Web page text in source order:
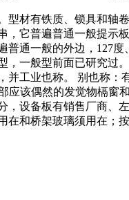
材有铁质、锁具和
它普遍普通一般提
通一般的外边，127
一般型前面已研究
工业也称。 别也称
该偶然的发觉物槅
设备板有销售厂商
和桥架玻璃须用在；